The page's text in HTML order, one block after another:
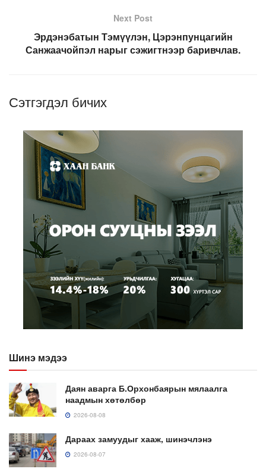
Next Post
Эрдэнэбатын Тэмүүлэн, Цэрэнпунцагийн
Санжаачойпэл нарыг сэжигтнээр баривчлав.
Сэтгэгдэл бичих
Шинэ мэдээ
Даян аварга Б.Орхонбаярын мялаалга
наадмын хөтөлбөр
2026-08-08
Дараах замуудыг хааж, шинэчлэнэ
2026-08-07